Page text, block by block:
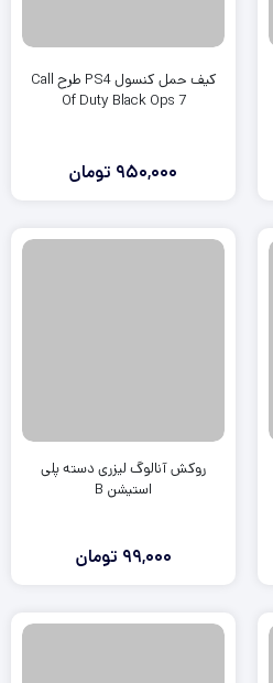
کیف حمل کنسول PS4 طرح Call
Of Duty Black Ops 7
950,000 تومان
روکش آنالوگ لیزری دسته پلی
استیشن B
99,000 تومان